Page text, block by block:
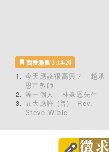
西番雅書 3:14-20
今天應該很高興？ - 趙承
恩宣教師
等一個人 - 林豪恩先生
五大應許 (普) - Rev.
Steve Wible